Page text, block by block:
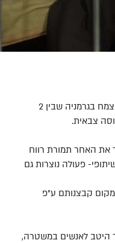
"אופרה בגרוש" של קורט וייל וברטולד ברכט היא יצירת מופת ומחזה מוסיקלי שצמח בגרמניה שבין 2
צבאית.
את האחר תמורת רווח
פעולה נוצרות גם
קבצנותם ע"פ
היטב לאנשים במשטרה,